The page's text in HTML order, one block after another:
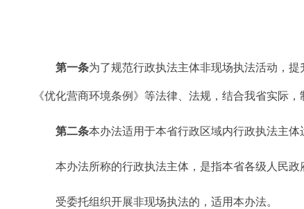
第一条为了规范行政执法主体非现场执法活动，
《优化营商环境条例》等法律、法规，结合我省实际，
第二条本办法适用于本省行政区域内行政执法主
本办法所称的行政执法主体，是指本省各级人民政
受委托组织开展非现场执法的，适用本办法。